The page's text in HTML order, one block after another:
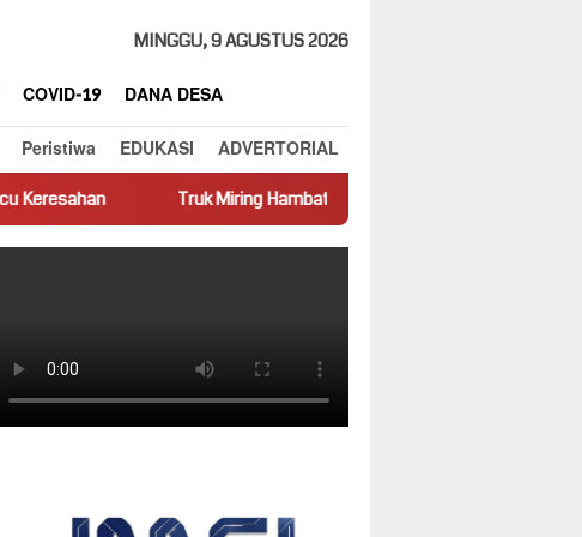
MINGGU, 9 AGUSTUS 2026
COVID-19
DANA DESA
Peristiwa EDUKASI ADVERTORIAL
Truk Miring Hambat Arus Lalu Lintas di Jalan Panti–Simpang Empat